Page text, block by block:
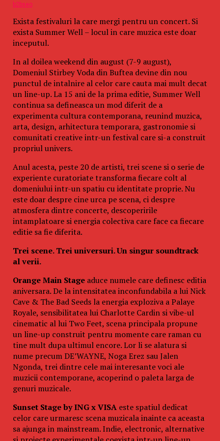
Don't Miss
Cat de importanta este o camera auto?
b2bseo
Exista festivaluri la care mergi pentru un concert. Si
exista Summer Well – locul in care muzica este doar
inceputul.
In al doilea weekend din august (7-9 august),
Domeniul Stirbey Voda din Buftea devine din nou
punctul de intalnire al celor care cauta mai mult decat
un line-up. La 15 ani de la prima editie, Summer Well
continua sa defineasca un mod diferit de a
experimenta cultura contemporana, reunind muzica,
arta, design, arhitectura temporara, gastronomie si
comunitati creative intr-un festival care si-a construit
propriul univers.
Anul acesta, peste 20 de artisti, trei scene si o serie de
experiente curatoriate transforma fiecare colt al
domeniului intr-un spatiu cu identitate proprie. Nu
este doar despre cine urca pe scena, ci despre
atmosfera dintre concerte, descoperirile
intamplatoare si energia colectiva care face ca fiecare
editie sa fie diferita.
Trei scene. Trei universuri. Un singur soundtrack
al verii.
Orange Main Stageaduce numele care definesc editia
aniversara. De la intensitatea inconfundabila a lui Nick
Cave & The Bad Seeds la energia exploziva a Palaye
Royale, sensibilitatea lui Charlotte Cardin si vibe-ul
cinematic al lui Two Feet, scena principala propune
un line-up construit pentru momente care raman cu
tine mult dupa ultimul encore. Lor li se alatura si
nume precum DE’WAYNE, Noga Erez sau Jalen
Ngonda, trei dintre cele mai interesante voci ale
muzicii contemporane, acoperind o paleta larga de
genuri muzicale.
Sunset Stage by ING x VISAeste spatiul dedicat
celor care urmaresc scena muzicala inainte ca aceasta
sa ajunga in mainstream. Indie, electronic, alternative